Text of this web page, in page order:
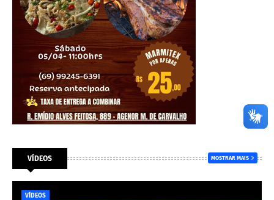
VÍDEOS MOSTRAR MAIS
VÍDEOS